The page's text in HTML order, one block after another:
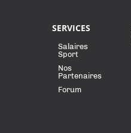
SERVICES
Salaires
Sport
Nos
Partenaires
Forum